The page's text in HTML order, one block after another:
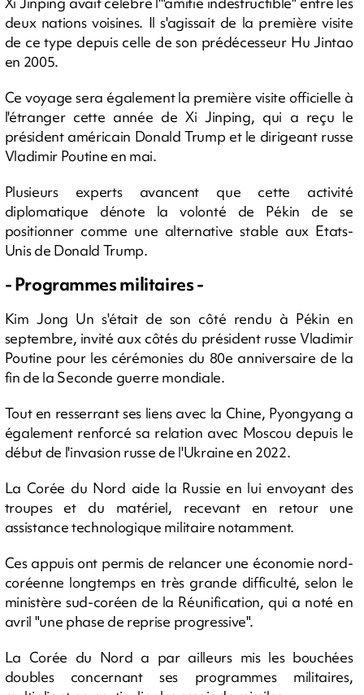
deux nations voisines. Il s'agissait de la première visite
de ce type depuis celle de son prédécesseur Hu Jintao
en 2005.
Ce voyage sera également la première visite officielle à
l'étranger cette année de Xi Jinping, qui a reçu le
président américain Donald Trump et le dirigeant russe
Vladimir Poutine en mai.
Plusieurs experts avancent que cette activité
diplomatique dénote la volonté de Pékin de se
positionner comme une alternative stable aux Etats-
Unis de Donald Trump.
- Programmes militaires -
Kim Jong Un s'était de son côté rendu à Pékin en
septembre, invité aux côtés du président russe Vladimir
Poutine pour les cérémonies du 80e anniversaire de la
fin de la Seconde guerre mondiale.
Tout en resserrant ses liens avec la Chine, Pyongyang a
également renforcé sa relation avec Moscou depuis le
début de l'invasion russe de l'Ukraine en 2022.
La Corée du Nord aide la Russie en lui envoyant des
troupes et du matériel, recevant en retour une
assistance technologique militaire notamment.
Ces appuis ont permis de relancer une économie nord-
coréenne longtemps en très grande difficulté, selon le
ministère sud-coréen de la Réunification, qui a noté en
avril "une phase de reprise progressive".
La Corée du Nord a par ailleurs mis les bouchées
doubles concernant ses programmes militaires,